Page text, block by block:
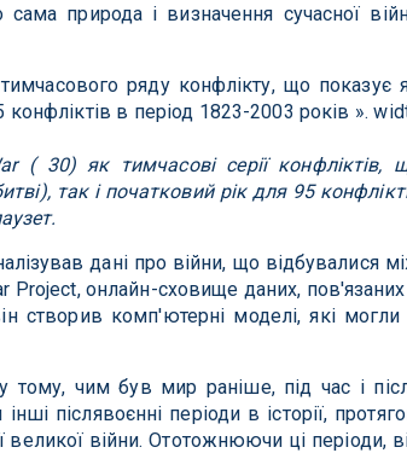
природа і визначення сучасної
( 30) як тимчасові серії конфліктів,
так і початковий рік для 95
дані про війни, що відбувалися
Project, онлайн-сховище даних, пов'язаних
створив комп'ютерні моделі, які могли
тому, чим був мир раніше, під час і
післявоєнні періоди в історії,
війни. Ототожнюючи ці періоди,